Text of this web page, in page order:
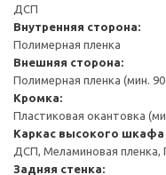
ДСП
Внутренняя сторона:
Полимерная пленка
Внешняя сторона:
Полимерная пленка (мин.
Кромка:
Пластиковая окантовка
Каркас высокого шкафа
ДСП, Меламиновая пленка,
Задняя стенка: